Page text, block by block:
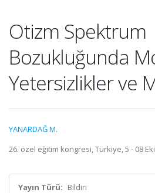
Otizm Spektrum
Bozukluğunda
Yetersizlikler ve
YANARDAĞ M.
26. özel eğitim kongresi, Türkiye, 5 - 08
Yayın Türü: Bildiri